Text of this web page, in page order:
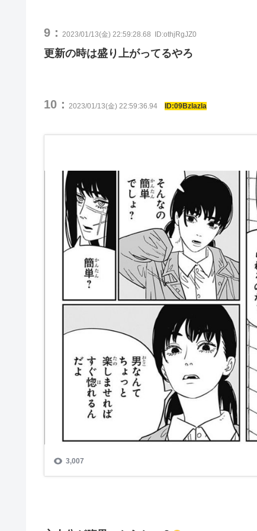
9： 2023/01/13(金) 22:59:28.68 ID:othjRgJZ0
更新の時は盛り上がってるやろ
10： 2023/01/13(金) 22:59:36.94 ID:09BzlazIa